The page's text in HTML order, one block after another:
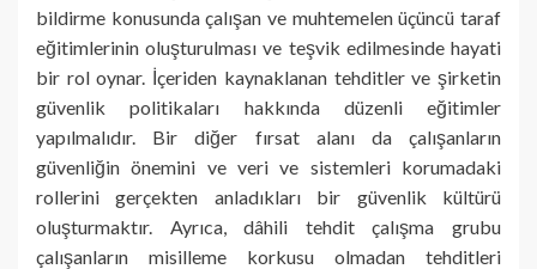
bildirme konusunda çalışan ve muhtemelen üçüncü taraf
eğitimlerinin oluşturulması ve teşvik edilmesinde hayati
bir rol oynar. İçeriden kaynaklanan tehditler ve şirketin
güvenlik politikaları hakkında düzenli eğitimler
yapılmalıdır. Bir diğer fırsat alanı da çalışanların
güvenliğin önemini ve veri ve sistemleri korumadaki
rollerini gerçekten anladıkları bir güvenlik kültürü
oluşturmaktır. Ayrıca, dâhili tehdit çalışma grubu
çalışanların misilleme korkusu olmadan tehditleri